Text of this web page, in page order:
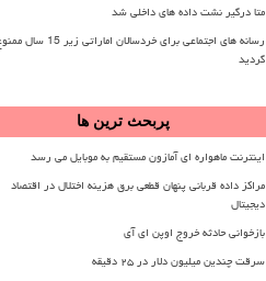
متا درگیر نشت داده های داخلی شد
رسانه های اجتماعی برای خردسالان اماراتی زیر 15
گردید
پربحث ترین ها
اینترنت ماهواره ای آمازون مستقیم به موبایل می رسد
مراکز داده قربانی پنهان قطعی برق هزینه اختلال در اقتصاد
دیجیتال
بازخوانی حادثه خروج اوپن ای آی
سرقت چندین میلیون دلار در ۲۵ دقیقه